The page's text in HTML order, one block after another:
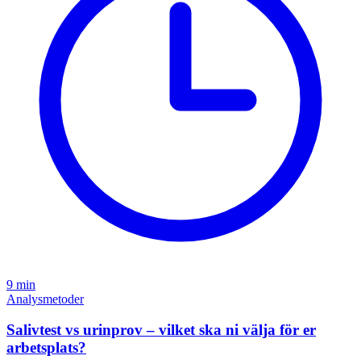
9 min
Analysmetoder
Salivtest vs urinprov – vilket ska ni välja för er
arbetsplats?